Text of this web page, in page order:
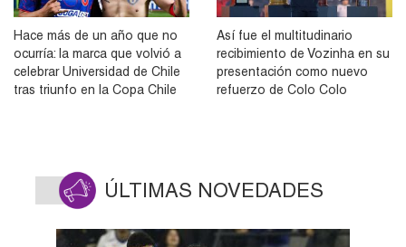
Hace más de un año que no
ocurría: la marca que volvió a
celebrar Universidad de Chile
tras triunfo en la Copa Chile
Así fue el multitudinario
recibimiento de Vozinha en su
presentación como nuevo
refuerzo de Colo Colo
ÚLTIMAS NOVEDADES